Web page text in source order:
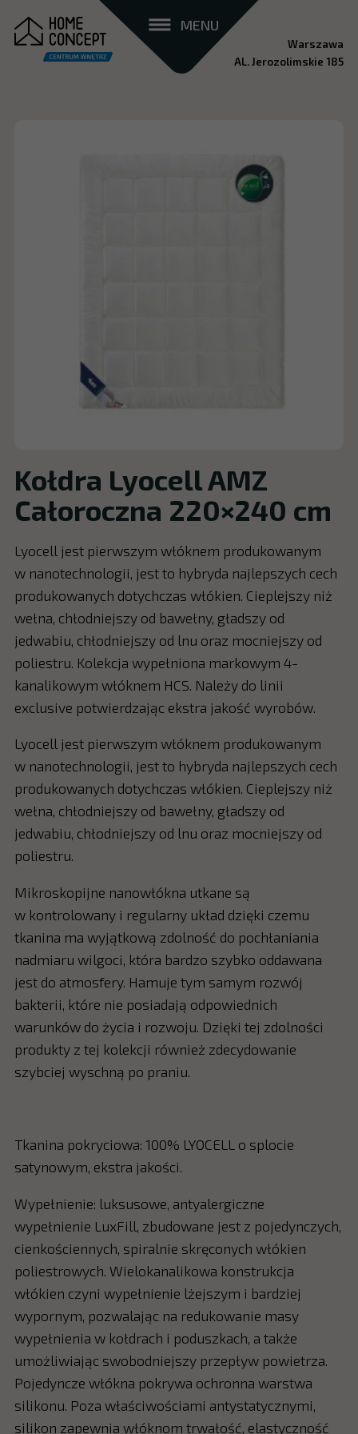
MENU
Warszawa
AL. Jerozolimskie 185
Kołdra Lyocell AMZ
Całoroczna 220×240 cm
Lyocell jest pierwszym włóknem produkowanym
w nanotechnologii, jest to hybryda najlepszych cech
produkowanych dotychczas włókien. Cieplejszy niż
wełna, chłodniejszy od bawełny, gładszy od
jedwabiu, chłodniejszy od lnu oraz mocniejszy od
poliestru. Kolekcja wypełniona markowym 4-
kanalikowym włóknem HCS. Należy do linii
exclusive potwierdzając ekstra jakość wyrobów.
Lyocell jest pierwszym włóknem produkowanym
w nanotechnologii, jest to hybryda najlepszych cech
produkowanych dotychczas włókien. Cieplejszy niż
wełna, chłodniejszy od bawełny, gładszy od
jedwabiu, chłodniejszy od lnu oraz mocniejszy od
poliestru.
Mikroskopijne nanowłókna utkane są
w kontrolowany i regularny układ dzięki czemu
tkanina ma wyjątkową zdolność do pochłaniania
nadmiaru wilgoci, która bardzo szybko oddawana
jest do atmosfery. Hamuje tym samym rozwój
bakterii, które nie posiadają odpowiednich
warunków do życia i rozwoju. Dzięki tej zdolności
produkty z tej kolekcji również zdecydowanie
szybciej wyschną po praniu.
Tkanina pokryciowa: 100% LYOCELL o splocie
satynowym, ekstra jakości.
Wypełnienie: luksusowe, antyalergiczne
wypełnienie LuxFill, zbudowane jest z pojedynczych,
cienkościennych, spiralnie skręconych włókien
poliestrowych. Wielokanalikowa konstrukcja
włókien czyni wypełnienie lżejszym i bardziej
wypornym, pozwalając na redukowanie masy
wypełnienia w kołdrach i poduszkach, a także
umożliwiając swobodniejszy przepływ powietrza.
Pojedyncze włókna pokrywa ochronna warstwa
silikonu. Poza właściwościami antystatycznymi,
silikon zapewnia włóknom trwałość, elastyczność